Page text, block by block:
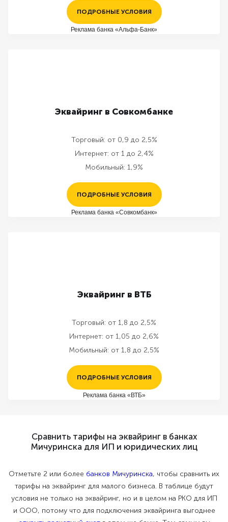
ПОДРОБНЫЕ УСЛОВИЯ
Реклама банка «Альфа-Банк»
Эквайринг в Совкомбанке
Торговый: от 0,9 до 2,5%
Интернет: от 1 до 2,4%
Мобильный: 1,9%
ПОДРОБНЫЕ УСЛОВИЯ
Реклама банка «Совкомбанк»
Эквайринг в ВТБ
Торговый: от 1,8 до 2,5%
Интернет: от 1,05 до 2,6%
Мобильный: от 1,8 до 2,5%
ПОДРОБНЫЕ УСЛОВИЯ
Реклама банка «ВТБ»
Сравнить тарифы на эквайринг в банках
Мичуринска для ИП и юридических лиц
Отметьте 2 или более банков Мичуринска, чтобы сравнить их
тарифы на эквайринг для малого бизнеса. В таблице будут
условия не только на эквайринг, но и в целом на РКО для ИП
и ООО, потому что для подключения эквайринга выгоднее